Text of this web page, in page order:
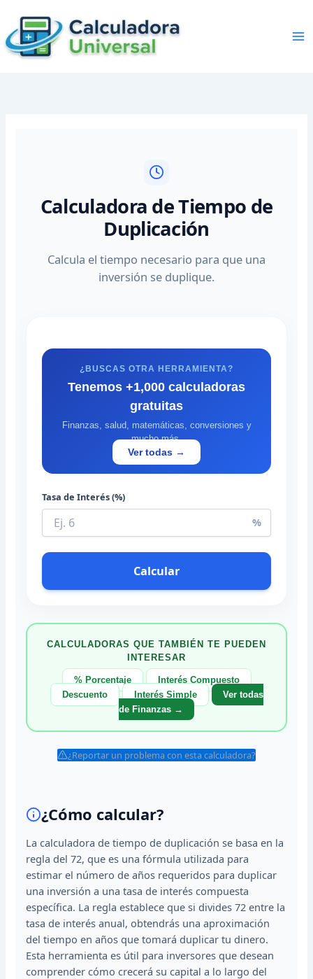
content
Calculadora de Tiempo de
Duplicación
Calcula el tiempo necesario para que una
inversión se duplique.
¿BUSCAS OTRA HERRAMIENTA?
Tenemos +1,000 calculadoras
gratuitas
Finanzas, salud, matemáticas, conversiones y
mucho más.
Ver todas →
Tasa de Interés (%)
%
Calcular
CALCULADORAS QUE TAMBIÉN TE PUEDEN
INTERESAR
% Porcentaje
Interés Compuesto
Descuento
Interés Simple
Ver todas
de Finanzas →
¿Reportar un problema con esta calculadora?
¿Cómo calcular?
La calculadora de tiempo de duplicación se basa en la
regla del 72, que es una fórmula utilizada para
estimar el número de años requeridos para duplicar
una inversión a una tasa de interés compuesta
específica. La regla establece que si divides 72 entre la
tasa de interés anual, obtendrás una aproximación
del tiempo en años que tomará duplicar tu dinero.
Esta herramienta es útil para inversores que desean
comprender cómo crecerá su capital a lo largo del